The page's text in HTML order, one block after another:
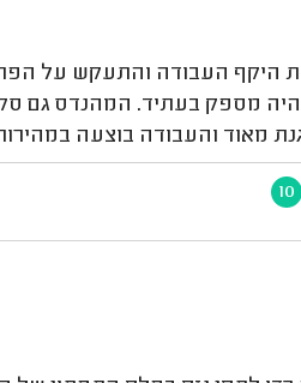
העבודה והתעקש על
מספק בעתיד. המהנדס גם
מאוד והעבודה בוצעה
10